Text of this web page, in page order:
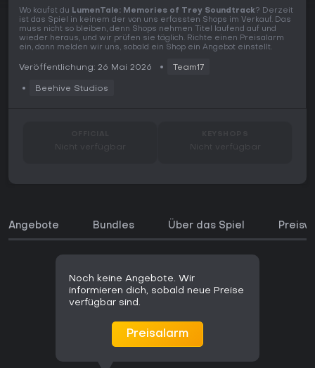
Wo kaufst du LumenTale: Memories of Trey Soundtrack? Derzeit
ist das Spiel in keinem der von uns erfassten Shops im Verkauf. Das
muss nicht so bleiben, denn Shops nehmen Titel laufend auf und
wieder heraus, und wir prüfen sie täglich. Richte einen Preisalarm
ein, dann melden wir uns, sobald ein Shop ein Angebot einstellt.
Veröffentlichung: 26 Mai 2026 Team17
Beehive Studios
Nicht verfügbar Nicht verfügbar
Angebote Bundles Über das Spiel
Noch keine Angebote. Wir
informieren dich, sobald neue Preise
verfügbar sind.
Preisalarm